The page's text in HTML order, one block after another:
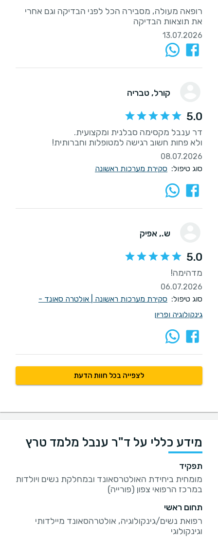
רופאה מעולה, מסבירה הכל לפני הבדיקה וגם אחרי
את תוצאות הבדיקה
13.07.2026
קורל, טבריה
5.0
ולא פחות חשוב רגישה למטופלות וחברותית!
08.07.2026
סוג טיפול: סקירת מערכות ראשונה
ש., אפיק
5.0
מדהימה!
06.07.2026
סוג טיפול: סקירת מערכות ראשונה
אולטרה סאונד -
גינקולוגיה ופריון
לצפייה בכל חוות הדעת
מידע כללי על ד"ר ענבל מלמד טרץ
תפקיד
מומחית ביחידת האולטרסאונד ובמחלקת נשים ויולדות
במרכז הרפואי צפון (פורייה)
תחום ראשי
רפואת נשים/גינקולוגיה, אולטרהסאונד מיילדותי
וגינקולוגי